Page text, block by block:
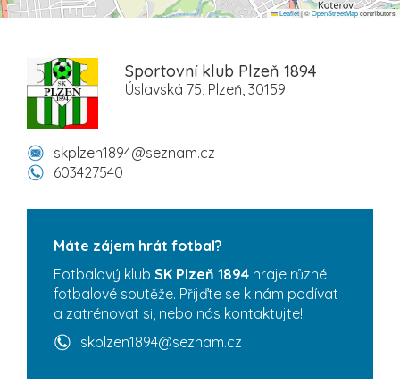
Leaflet|©OpenStreetMapcontributors
Sportovní klub Plzeň 1894
Úslavská 75, Plzeň, 30159
skplzen1894@seznam.cz
603427540
Máte zájem hrát fotbal?
Fotbalový klub SK Plzeň 1894 hraje různé
fotbalové soutěže. Přijďte se k nám podívat
a zatrénovat si, nebo nás kontaktujte!
skplzen1894@seznam.cz